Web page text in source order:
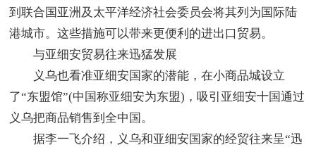
到联合国亚洲及太平洋经济社会委员会将其列为国际陆
港城市。这些措施可以带来更便利的进出口贸易。
与亚细安贸易往来迅猛发展
义乌也看准亚细安国家的潜能，在小商品城设立
了“东盟馆”(中国称亚细安为东盟)，吸引亚细安十国通过
义乌把商品销售到全中国。
据李一飞介绍，义乌和亚细安国家的经贸往来呈“迅